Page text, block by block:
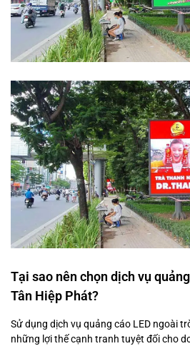
Tại sao nên chọn dịch vụ
Tân Hiệp Phát?
Sử dụng dịch vụ quảng cáo LED ngoài
những lợi thế cạnh tranh tuyệt đối cho